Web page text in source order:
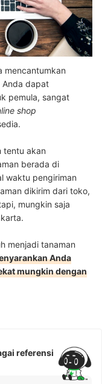
mencantumkan
Anda dapat
pemula, sangat
shop
tentu akan
berada di
waktu pengiriman
dikirim dari toko,
mungkin saja
menjadi tanaman
Anda
mungkin dengan
referensi